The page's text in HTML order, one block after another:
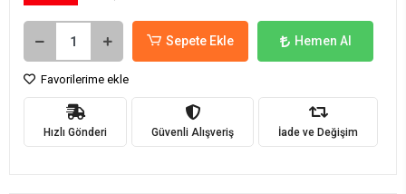
Sepete Ekle Hemen Al
Favorilerime ekle
Hızlı Gönderi Güvenli Alışveriş İade ve Değişim